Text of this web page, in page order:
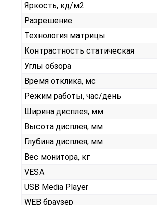
Яркость, кд/м2
Разрешение
Технология матрицы
Контрастность статическая
Углы обзора
Время отклика, мс
Режим работы, час/день
Ширина дисплея, мм
Высота дисплея, мм
Глубина дисплея, мм
Вес монитора, кг
VESA
USB Media Player
WEB браузер